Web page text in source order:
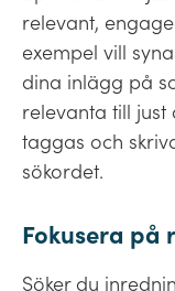
relevant,
exempel vill
dina inlägg på
relevanta till just
taggas och
sökordet.
Fokusera på
Söker du